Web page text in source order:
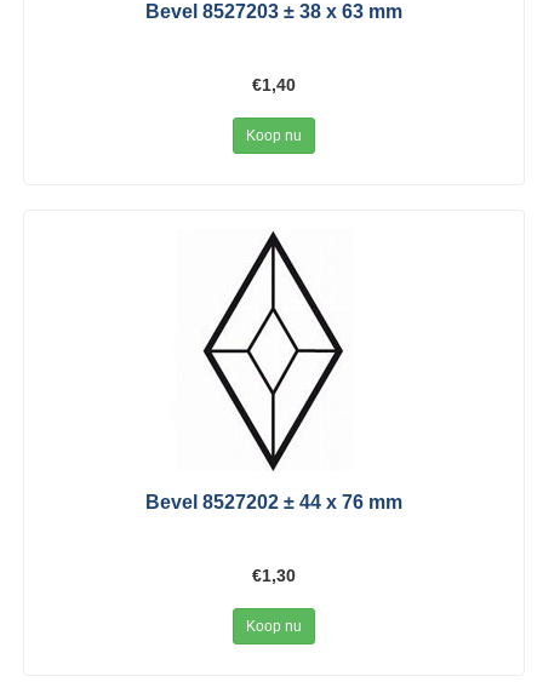
Bevel 8527203 ± 38 x 63 mm
€1,40
Koop nu
Bevel 8527202 ± 44 x 76 mm
€1,30
Koop nu